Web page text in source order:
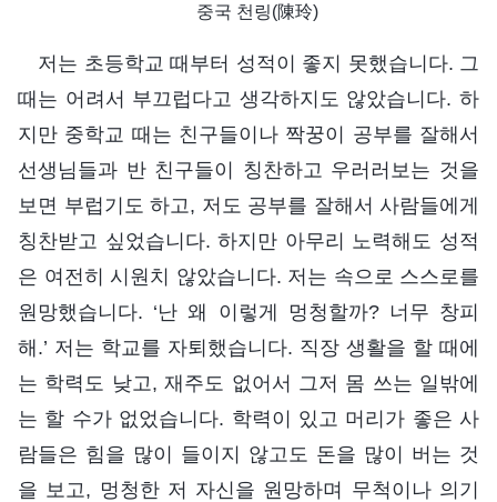
중국 천링(陳玲)
저는 초등학교 때부터 성적이 좋지 못했습니다. 그
때는 어려서 부끄럽다고 생각하지도 않았습니다. 하
지만 중학교 때는 친구들이나 짝꿍이 공부를 잘해서
선생님들과 반 친구들이 칭찬하고 우러러보는 것을
보면 부럽기도 하고, 저도 공부를 잘해서 사람들에게
칭찬받고 싶었습니다. 하지만 아무리 노력해도 성적
은 여전히 시원치 않았습니다. 저는 속으로 스스로를
원망했습니다. ‘난 왜 이렇게 멍청할까? 너무 창피
해.’ 저는 학교를 자퇴했습니다. 직장 생활을 할 때에
는 학력도 낮고, 재주도 없어서 그저 몸 쓰는 일밖에
는 할 수가 없었습니다. 학력이 있고 머리가 좋은 사
람들은 힘을 많이 들이지 않고도 돈을 많이 버는 것
을 보고, 멍청한 저 자신을 원망하며 무척이나 의기